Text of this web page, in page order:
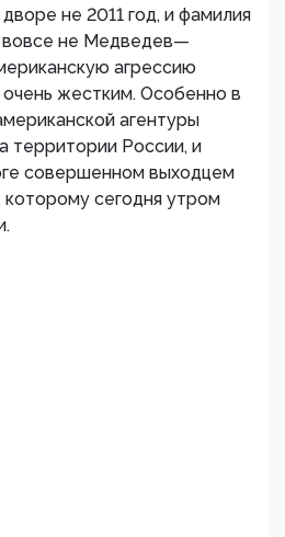
не 2011 год, и фамилия
вовсе не Медведев—
агрессию
жестким. Особенно в
агентуры
территории России, и
совершенном выходцем
сегодня утром